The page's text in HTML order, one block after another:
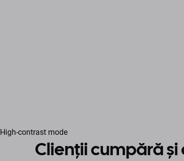
High-contrast mode
Clienții cumpără și